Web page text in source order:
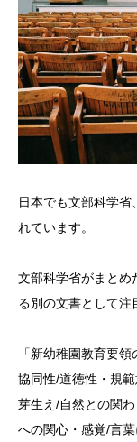
日本でも文部科学省
れています。
文部科学省がまとめ
る別の文書として注
「新幼稚園教育要
協同性/道徳性・規
芽生え/自然との関
への関心・感覚/言